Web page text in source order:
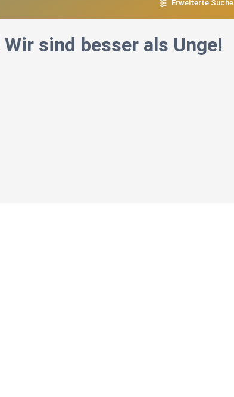
Erweiterte Suche
sind besser als Unge!